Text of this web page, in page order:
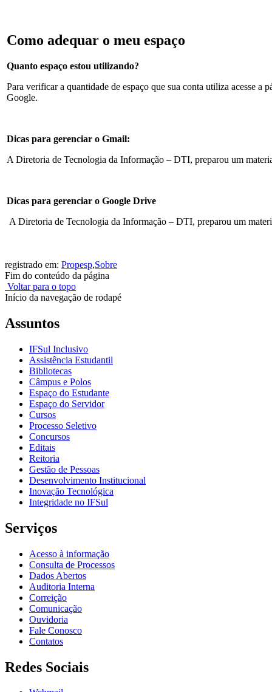
Como adequar o meu espaço
Quanto espaço estou utilizando?
Para verificar a quantidade de espaço que sua conta utiliza acesse a
Google.
Dicas para gerenciar o Gmail:
A Diretoria de Tecnologia da Informação – DTI, preparou um
Dicas para gerenciar o Google Drive
A Diretoria de Tecnologia da Informação – DTI, preparou um
registrado em: Propesp,Sobre
Fim do conteúdo da página
Voltar para o topo
Início da navegação de rodapé
Assuntos
IFSul Inclusivo
Assistência Estudantil
Bibliotecas
Câmpus e Polos
Espaço do Estudante
Espaço do Servidor
Cursos
Processo Seletivo
Concursos
Editais
Reitoria
Gestão de Pessoas
Desenvolvimento Institucional
Inovação Tecnológica
Integridade no IFSul
Serviços
Acesso à informação
Consulta de Processos
Dados Abertos
Auditoria Interna
Correição
Comunicação
Ouvidoria
Fale Conosco
Contatos
Redes Sociais